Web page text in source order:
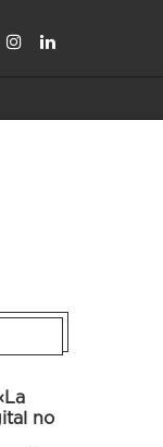
no